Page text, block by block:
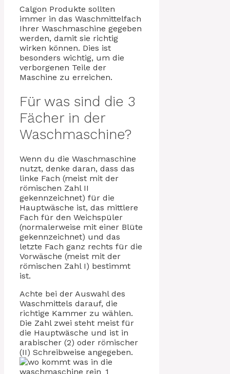
Calgon Produkte sollten
immer in das Waschmittelfach
Ihrer Waschmaschine gegeben
werden, damit sie richtig
wirken können. Dies ist
besonders wichtig, um die
verborgenen Teile der
Maschine zu erreichen.
Für was sind die 3
Fächer in der
Waschmaschine?
Wenn du die Waschmaschine
nutzt, denke daran, dass das
linke Fach (meist mit der
römischen Zahl II
gekennzeichnet) für die
Hauptwäsche ist, das mittlere
Fach für den Weichspüler
(normalerweise mit einer Blüte
gekennzeichnet) und das
letzte Fach ganz rechts für die
Vorwäsche (meist mit der
römischen Zahl I) bestimmt
ist.
Achte bei der Auswahl des
Waschmittels darauf, die
richtige Kammer zu wählen.
Die Zahl zwei steht meist für
die Hauptwäsche und ist in
arabischer (2) oder römischer
(II) Schreibweise angegeben.